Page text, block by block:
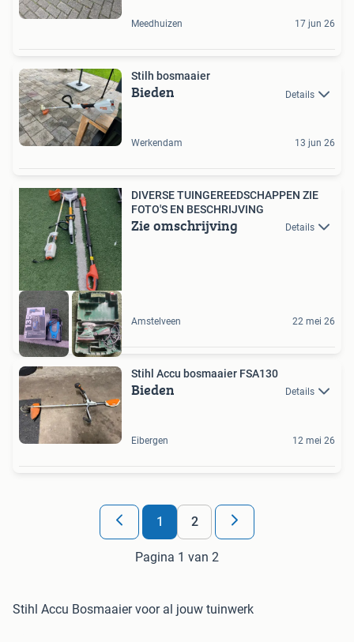
Meedhuizen 17 jun 26
Stilh bosmaaier
Bieden Details
Werkendam 13 jun 26
DIVERSE TUINGEREEDSCHAPPEN ZIE
FOTO'S EN BESCHRIJVING
Zie omschrijving Details
Amstelveen 22 mei 26
Stihl Accu bosmaaier FSA130
Bieden Details
Eibergen 12 mei 26
1 2
Pagina 1 van 2
Stihl Accu Bosmaaier voor al jouw tuinwerk